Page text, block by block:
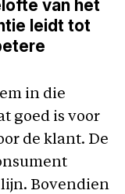
van het
leidt tot
in die
goed is voor
de klant. De
Bovendien